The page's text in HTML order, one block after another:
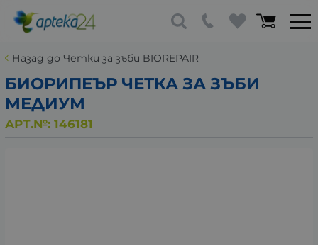
Назад до Четки за зъби BIOREPAIR
БИОРИПЕЪР ЧЕТКА ЗА ЗЪБИ
МЕДИУМ
АРТ.№: 146181